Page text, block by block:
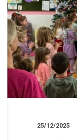
25/12/2025